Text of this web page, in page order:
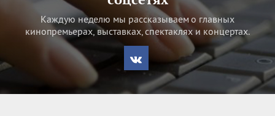
Каждую неделю мы рассказываем о главных
кинопремьерах, выставках, спектаклях и концертах.